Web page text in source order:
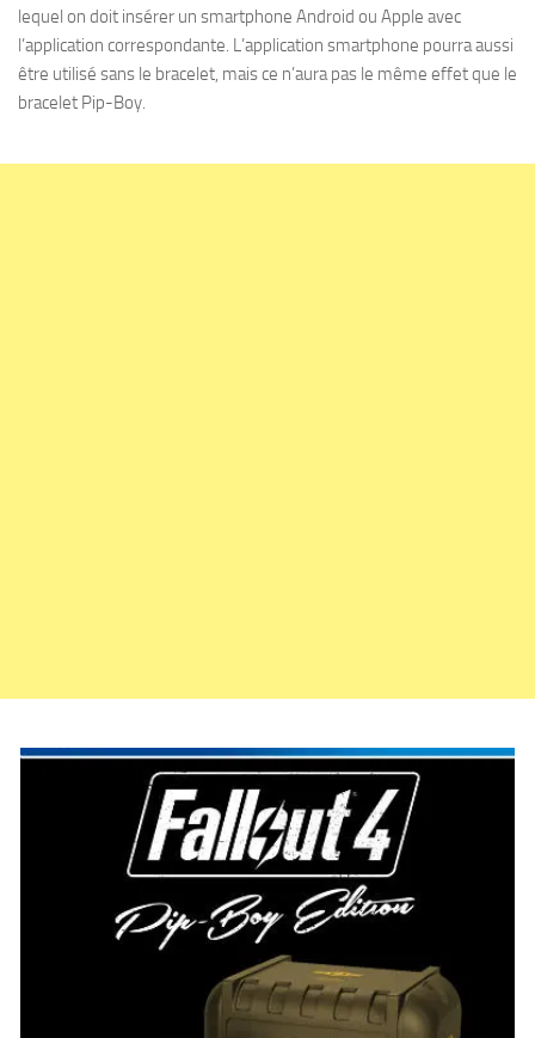
lequel on doit insérer un smartphone Android ou Apple avec
l’application correspondante. L’application smartphone pourra aussi
être utilisé sans le bracelet, mais ce n’aura pas le même effet que le
bracelet Pip-Boy.